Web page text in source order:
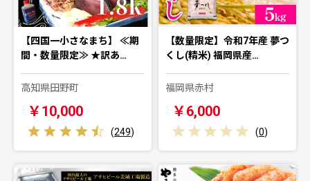
【四国一小さなまち】 ≪期
間・数量限定≫ ★訳あ…
高知県田野町
￥10,000
(249)
【数量限定】令和7年産 夢つ
くし(精米) 福岡県産…
福岡県赤村
￥6,000
(0)